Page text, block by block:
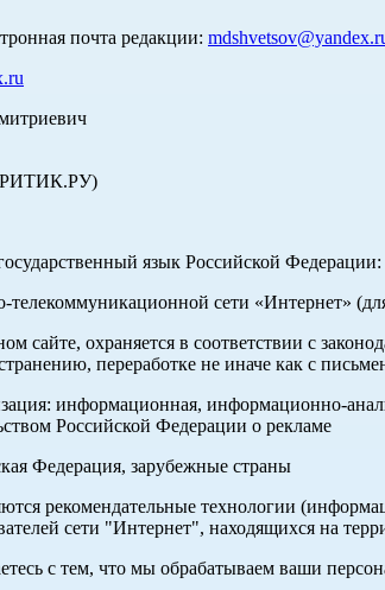
почта редакции:
язык Российской
сети «Интернет»
сайте, охраняется в соответствии с
переработке не иначе как с
информационная, информационно-
Российской Федерации о рекламе
Федерация, зарубежные страны
рекомендательные технологии
сети "Интернет", находящихся на
с тем, что мы обрабатываем ваши